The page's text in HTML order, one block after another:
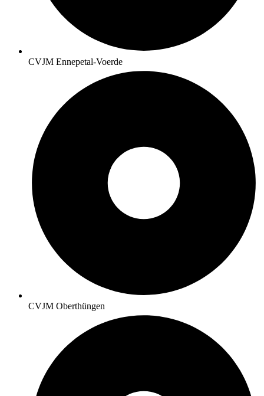
CVJM Ennepetal-Voerde
CVJM Oberthüngen